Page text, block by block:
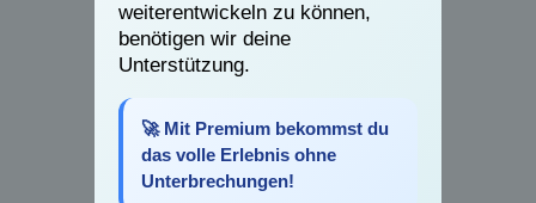
weiterentwickeln zu können,
benötigen wir deine
Unterstützung.
🚀 Mit Premium bekommst du
das volle Erlebnis ohne
Unterbrechungen!